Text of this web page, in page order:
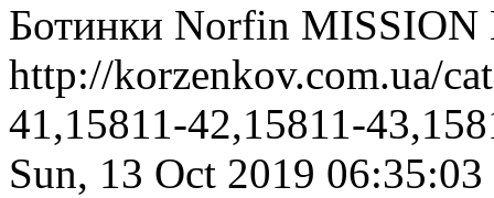
Ботинки Norfin MISSION
http://korzenkov.com.ua/
41,15811-42,15811-
Sun, 13 Oct 2019